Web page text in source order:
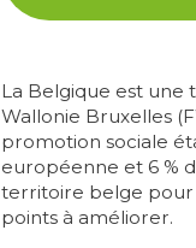
La Belgique est une
Wallonie Bruxelles
promotion sociale
européenne et 6 %
territoire belge pour
points à améliorer.